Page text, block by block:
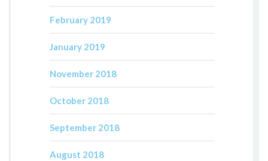
February 2019
January 2019
November 2018
October 2018
September 2018
August 2018